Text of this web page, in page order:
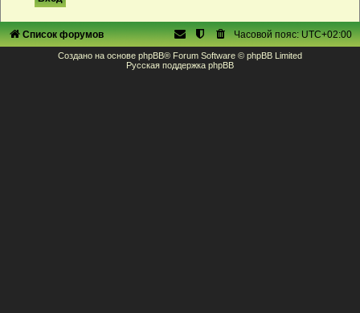
Список форумов Часовой пояс:UTC+02:00
Создано на основе phpBB® Forum Software © phpBB Limited
Русская поддержка phpBB